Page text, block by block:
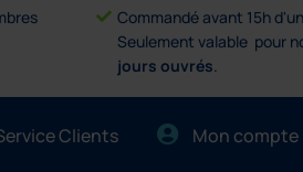
Commandé avant 15h
Seulement valable pour
jours ouvrés.
Clients Mon compte